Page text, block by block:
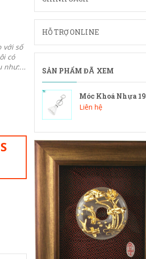
với số
có
như:...
HỖ TRỢ ONLINE
SẢN PHẨM ĐÃ XEM
Móc Khoá Nhựa 19
Liên hệ